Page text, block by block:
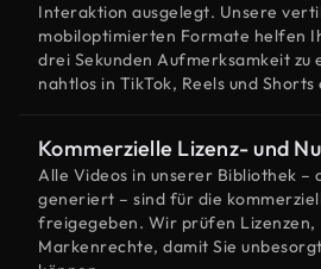
Interaktion ausgelegt. Unsere
mobiloptimierten Formate helfen
drei Sekunden Aufmerksamkeit zu
nahtlos in TikTok, Reels und Shorts
Kommerzielle Lizenz- und
Alle Videos in unserer Bibliothek –
generiert – sind für die
freigegeben. Wir prüfen
Markenrechte, damit Sie